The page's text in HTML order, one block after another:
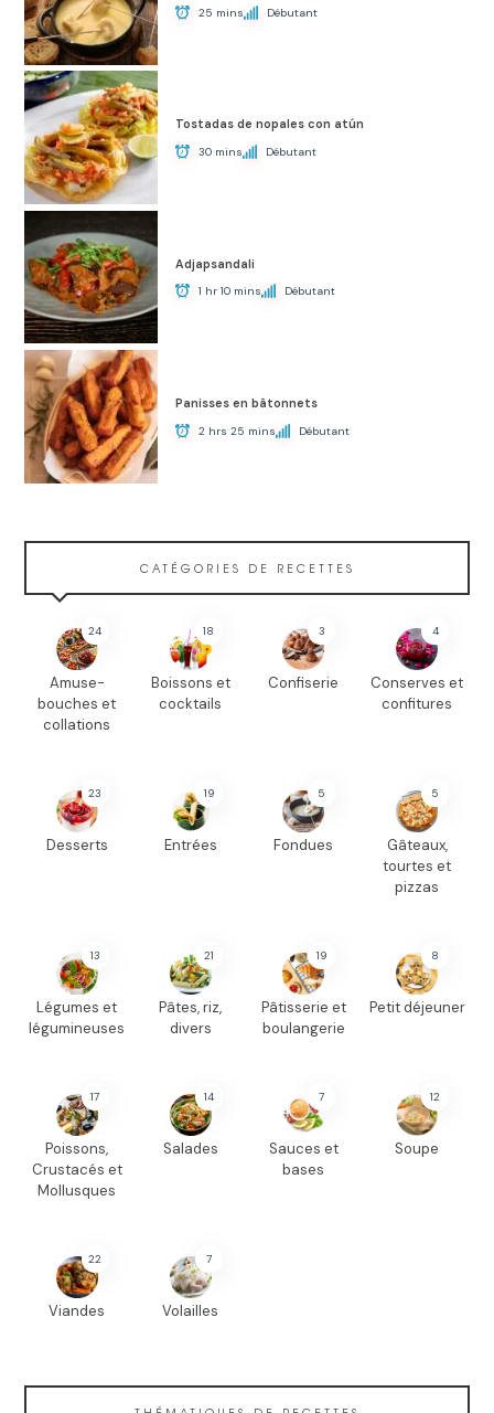
25 mins Débutant
Tostadas de nopales con atún
30 mins Débutant
Adjapsandali
1 hr 10 mins Débutant
Panisses en bâtonnets
2 hrs 25 mins Débutant
CATÉGORIES DE RECETTES
24
Amuse-
bouches et
collations
18
Boissons et
cocktails
3
Confiserie
4
Conserves et
confitures
23
Desserts
19
Entrées
5
Fondues
5
Gâteaux,
tourtes et
pizzas
13
Légumes et
légumineuses
21
Pâtes, riz,
divers
19
Pâtisserie et
boulangerie
8
Petit déjeuner
17
Poissons,
Crustacés et
Mollusques
14
Salades
7
Sauces et
bases
12
Soupe
22
Viandes
7
Volailles